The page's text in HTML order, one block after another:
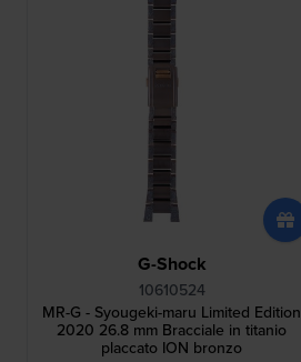
G-Shock
10610524
MR-G - Syougeki-maru Limited Edition
2020 26.8 mm Bracciale in titanio
placcato ION bronzo